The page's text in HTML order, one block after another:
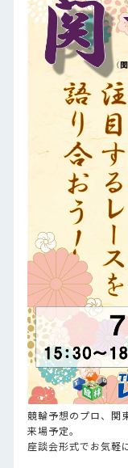
競輪予想のプロ、関
来場予定。
座談会形式でお気軽